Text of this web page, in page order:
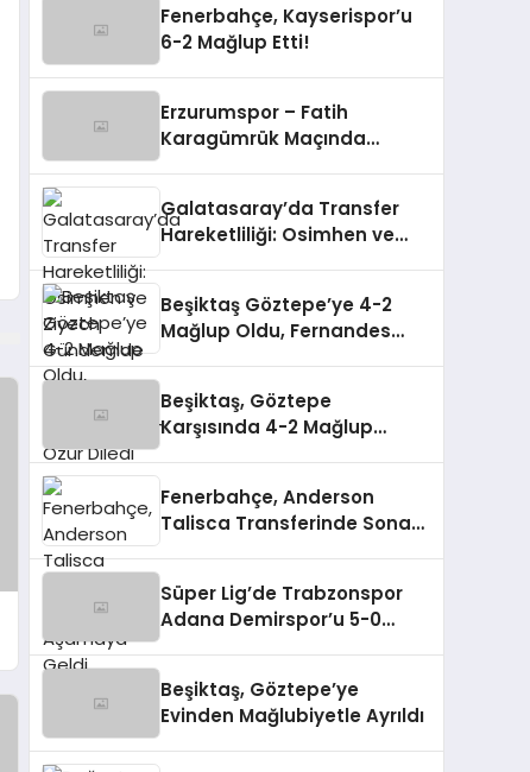
Fenerbahçe, Kayserispor’u
6-2 Mağlup Etti!
Erzurumspor – Fatih
Karagümrük Maçında
Galatasaray’da Transfer
Hareketliliği: Osimhen ve
Beşiktaş Göztepe’ye 4-2
Mağlup Oldu, Fernandes
Beşiktaş, Göztepe
Karşısında 4-2 Mağlup
Fenerbahçe, Anderson
Talisca Transferinde Sona
Süper Lig’de Trabzonspor
Adana Demirspor’u 5-0
Beşiktaş, Göztepe’ye
Evinden Mağlubiyetle Ayrıldı